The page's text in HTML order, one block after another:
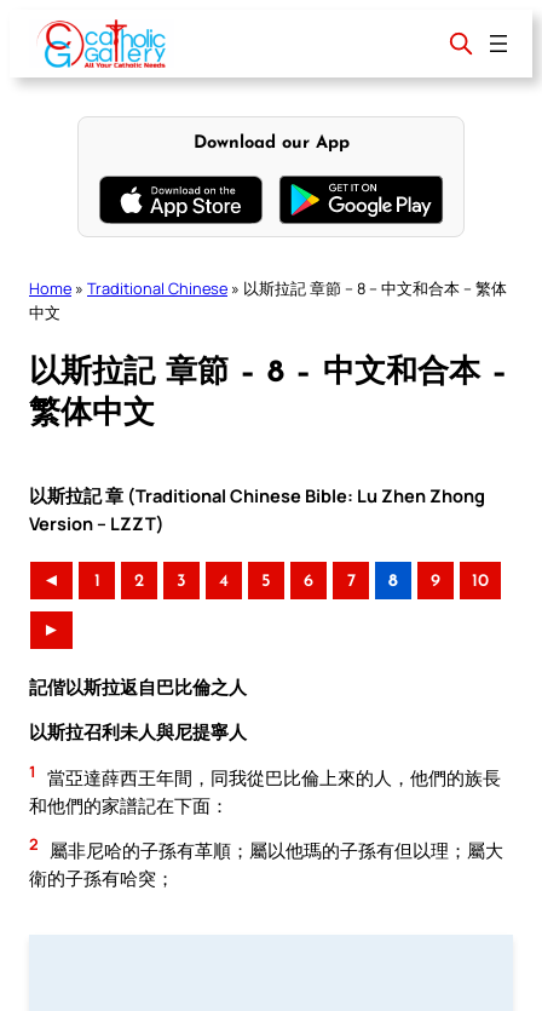
content
Download our App
Home » Traditional Chinese » 以斯拉記 章節 – 8 – 中文和合本 – 繁体
中文
以斯拉記 章節 – 8 – 中文和合本 –
繁体中文
以斯拉記 章 (Traditional Chinese Bible: Lu Zhen Zhong
Version – LZZT)
◄ 1 2 3 4 5 6 7 8 9 10
►
記偕以斯拉返自巴比倫之人
以斯拉召利未人與尼提寧人
1
當亞達薛西王年間，同我從巴比倫上來的人，他們的族長
和他們的家譜記在下面：
2
屬非尼哈的子孫有革順；屬以他瑪的子孫有但以理；屬大
衛的子孫有哈突；